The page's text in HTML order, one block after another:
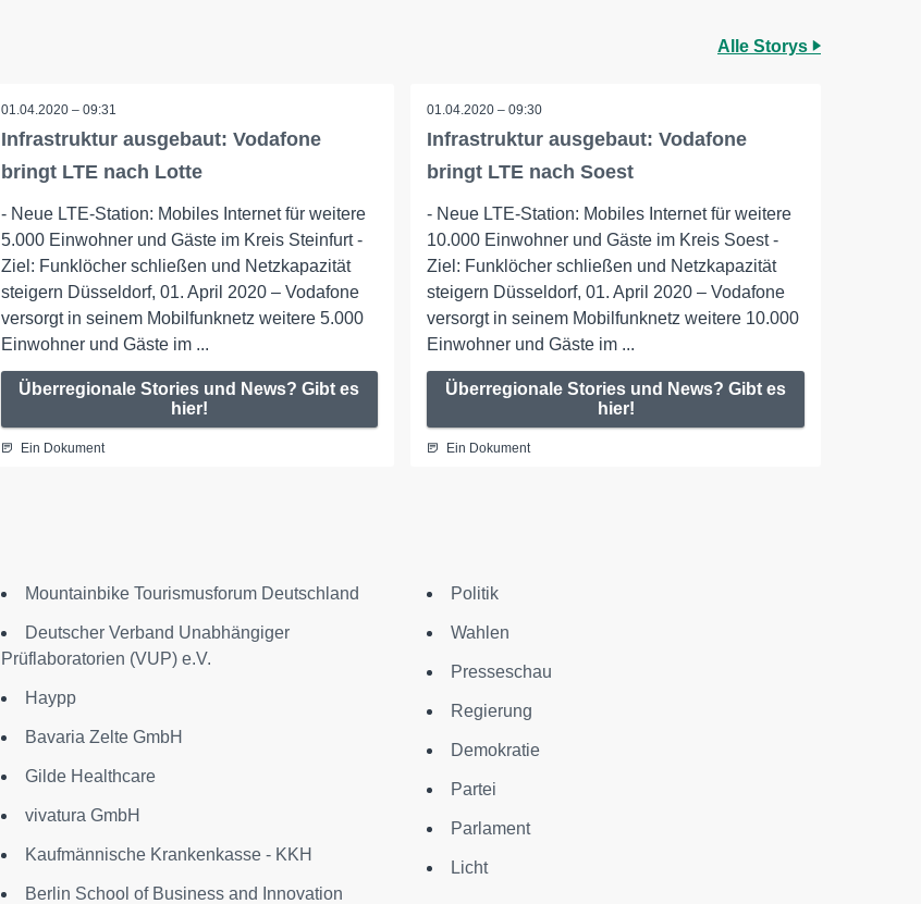
Alle Storys
01.04.2020 – 09:31
Infrastruktur ausgebaut: Vodafone
bringt LTE nach Lotte
- Neue LTE-Station: Mobiles Internet für weitere
5.000 Einwohner und Gäste im Kreis Steinfurt -
Ziel: Funklöcher schließen und Netzkapazität
steigern Düsseldorf, 01. April 2020 – Vodafone
versorgt in seinem Mobilfunknetz weitere 5.000
Einwohner und Gäste im ...
Überregionale Stories und News? Gibt es
hier!
Ein Dokument
01.04.2020 – 09:30
Infrastruktur ausgebaut: Vodafone
bringt LTE nach Soest
- Neue LTE-Station: Mobiles Internet für weitere
10.000 Einwohner und Gäste im Kreis Soest -
Ziel: Funklöcher schließen und Netzkapazität
steigern Düsseldorf, 01. April 2020 – Vodafone
versorgt in seinem Mobilfunknetz weitere 10.000
Einwohner und Gäste im ...
Überregionale Stories und News? Gibt es
hier!
Ein Dokument
Mountainbike Tourismusforum Deutschland
Deutscher Verband Unabhängiger
Prüflaboratorien (VUP) e.V.
Haypp
Bavaria Zelte GmbH
Gilde Healthcare
vivatura GmbH
Kaufmännische Krankenkasse - KKH
Berlin School of Business and Innovation
Politik
Wahlen
Presseschau
Regierung
Demokratie
Partei
Parlament
Licht